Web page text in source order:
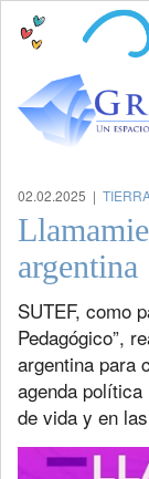
02.02.2025 |
argentina
SUTEF, como
Pedagógico”,
argentina para
agenda
de vida y en
Previous